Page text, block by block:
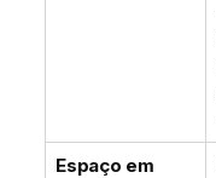
Espaço em